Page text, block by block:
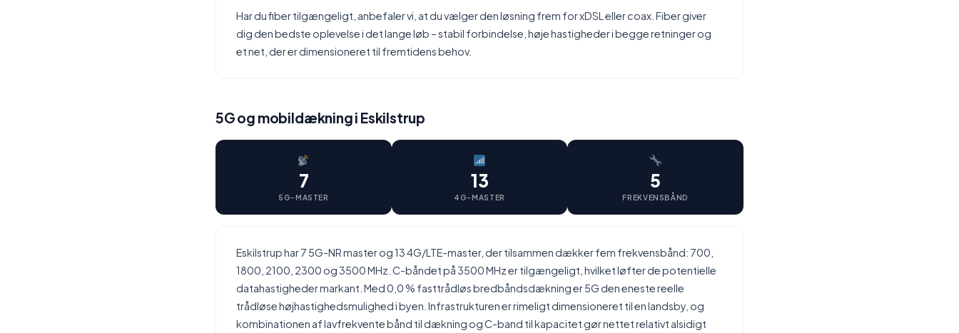
Har du fiber tilgængeligt, anbefaler vi, at du vælger den løsning frem for xDSL eller coax. Fiber giver
dig den bedste oplevelse i det lange løb – stabil forbindelse, høje hastigheder i begge retninger og
et net, der er dimensioneret til fremtidens behov.
5G og mobildækning i Eskilstrup
7
5G-MASTER
13
4G-MASTER
5
FREKVENSBÅND
Eskilstrup har 7 5G-NR master og 13 4G/LTE-master, der tilsammen dækker fem frekvensbånd: 700,
1800, 2100, 2300 og 3500 MHz. C-båndet på 3500 MHz er tilgængeligt, hvilket løfter de potentielle
datahastigheder markant. Med 0,0 % fasttrådløs bredbåndsdækning er 5G den eneste reelle
trådløse højhastighedsmulighed i byen. Infrastrukturen er rimeligt dimensioneret til en landsby, og
kombinationen af lavfrekvente bånd til dækning og C-band til kapacitet gør nettet relativt alsidigt